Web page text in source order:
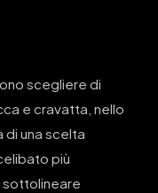
scegliere di
e cravatta, nello
di una scelta
più
sottolineare